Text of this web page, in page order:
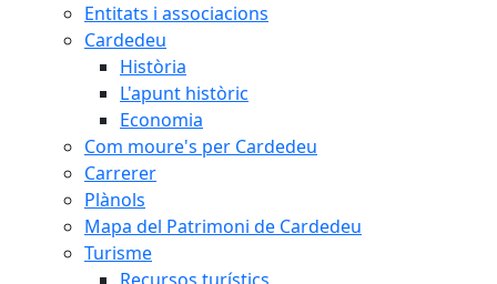
Entitats i associacions
Cardedeu
Història
L'apunt històric
Economia
Com moure's per Cardedeu
Carrerer
Plànols
Mapa del Patrimoni de Cardedeu
Turisme